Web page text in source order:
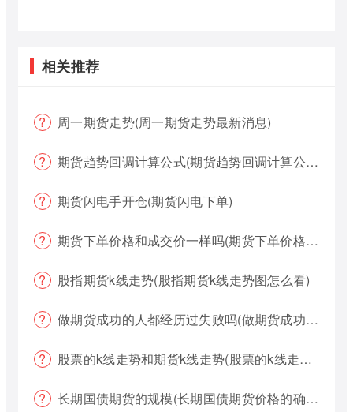
相关推荐
周一期货走势(周一期货走势最新消息)
期货趋势回调计算公式(期货趋势回调计算公式是什么)
期货闪电手开仓(期货闪电下单)
期货下单价格和成交价一样吗(期货下单价格哪个好?)
股指期货k线走势(股指期货k线走势图怎么看)
做期货成功的人都经历过失败吗(做期货成功的人都经历过失败吗为什么)
股票的k线走势和期货k线走势(股票的k线走势和期货k线走势一样吗)
长期国债期货的规模(长期国债期货价格的确定)